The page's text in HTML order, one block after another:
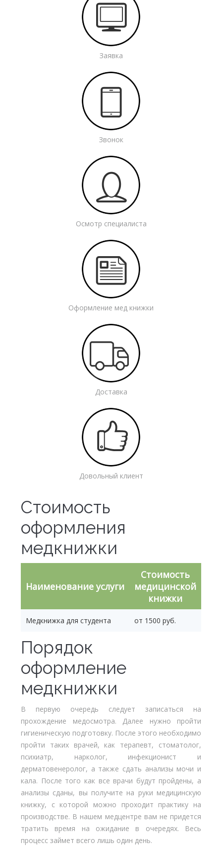
Заявка
Звонок
Осмотр специалиста
Оформление мед книжки
Доставка
Довольный клиент
Стоимость
оформления
медкнижки
Наименование услуги
Стоимость
медицинской
книжки
Медкнижка для студента от 1500 руб.
Порядок
оформление
медкнижки
В первую очередь следует записаться на
прохождение медосмотра. Далее нужно пройти
гигиеническую подготовку. После этого необходимо
пройти таких врачей, как терапевт, стоматолог,
психиатр, нарколог, инфекционист и
дерматовенеролог, а также сдать анализы мочи и
кала. После того как все врачи будут пройдены, а
анализы сданы, вы получите на руки медицинскую
книжку, с которой можно проходит практику на
производстве. В нашем медцентре вам не придется
тратить время на ожидание в очередях. Весь
процесс займет всего лишь один день.